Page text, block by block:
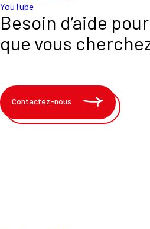
YouTube
Besoin d’aide
que vous
Contactez-nous